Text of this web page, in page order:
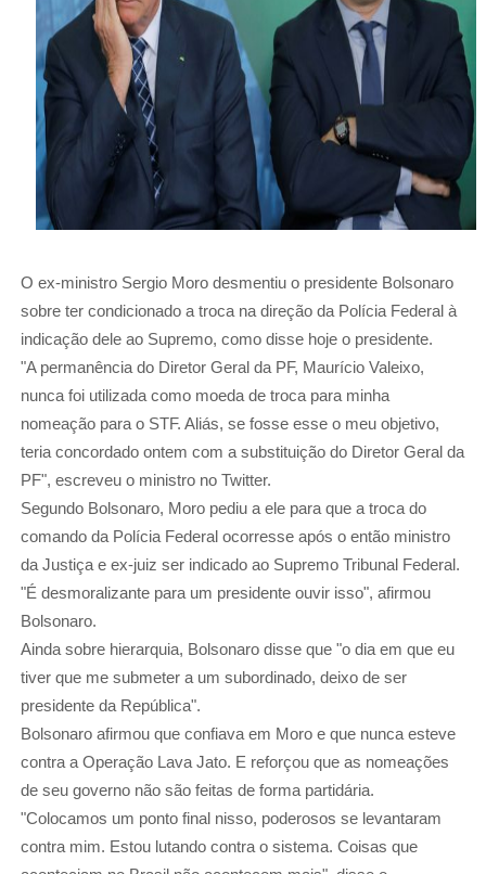
O ex-ministro Sergio Moro desmentiu o presidente Bolsonaro
sobre ter condicionado a troca na direção da Polícia Federal à
indicação dele ao Supremo, como disse hoje o presidente.
"A permanência do Diretor Geral da PF, Maurício Valeixo,
nunca foi utilizada como moeda de troca para minha
nomeação para o STF. Aliás, se fosse esse o meu objetivo,
teria concordado ontem com a substituição do Diretor Geral da
PF", escreveu o ministro no Twitter.
Segundo Bolsonaro, Moro pediu a ele para que a troca do
comando da Polícia Federal ocorresse após o então ministro
da Justiça e ex-juiz ser indicado ao Supremo Tribunal Federal.
"É desmoralizante para um presidente ouvir isso", afirmou
Bolsonaro.
Ainda sobre hierarquia, Bolsonaro disse que "o dia em que eu
tiver que me submeter a um subordinado, deixo de ser
presidente da República".
Bolsonaro afirmou que confiava em Moro e que nunca esteve
contra a Operação Lava Jato. E reforçou que as nomeações
de seu governo não são feitas de forma partidária.
"Colocamos um ponto final nisso, poderosos se levantaram
contra mim. Estou lutando contra o sistema. Coisas que